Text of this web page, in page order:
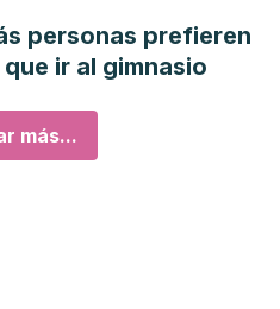
personas prefieren
ir al gimnasio
más...